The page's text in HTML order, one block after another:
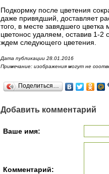
Подкормку после цветения
даже привядший, доставляет
того, в месте завядшего
цветонос удаляем, оставив 1-2
ждем следующего цветения.
Дата публикации 28.01.2016
Примечание: изображения могут не
Поделиться…
Добавить комментарий
Ваше имя:
Комментарий: